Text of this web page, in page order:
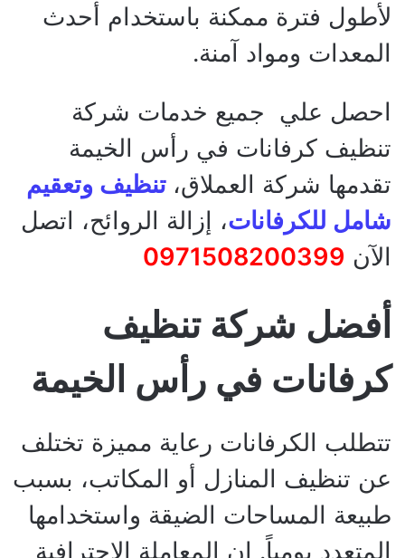
لأطول فترة ممكنة باستخدام أحدث
المعدات ومواد آمنة.
احصل علي جميع خدمات شركة
تنظيف كرفانات في رأس الخيمة
تقدمها شركة العملاق، تنظيف وتعقيم
شامل للكرفانات، إزالة الروائح، اتصل
الآن 0971508200399
أفضل شركة تنظيف
كرفانات في رأس الخيمة
تتطلب الكرفانات رعاية مميزة تختلف
عن تنظيف المنازل أو المكاتب، بسبب
طبيعة المساحات الضيقة واستخدامها
المتعدد يومياً. إن المعاملة الاحترافية